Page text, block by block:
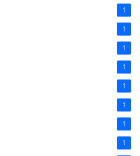
1
1
1
1
1
1
1
1